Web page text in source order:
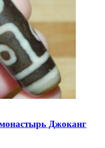
Джоканг